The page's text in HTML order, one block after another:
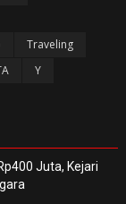
Traveling
Y
Juta, Kejari